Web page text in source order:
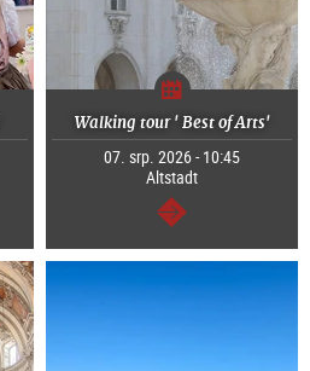
Walking tour ' Best of Arts'
07. srp. 2026 - 10:45
Altstadt
continue